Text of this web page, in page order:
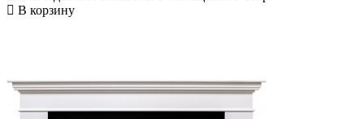
В корзину